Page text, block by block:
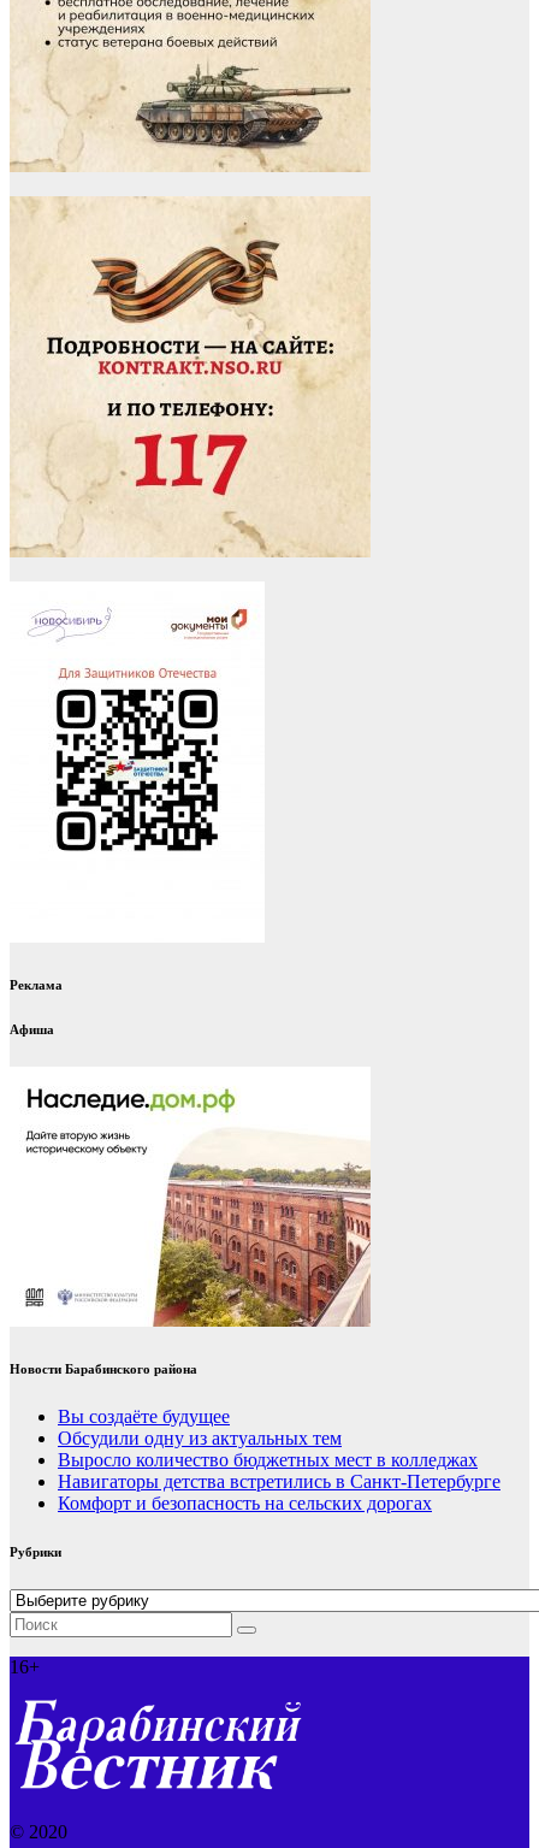
Реклама
Афиша
Новости Барабинского района
Вы создаёте будущее
Обсудили одну из актуальных тем
Выросло количество бюджетных мест в колледжах
Навигаторы детства встретились в Санкт-Петербурге
Комфорт и безопасность на сельских дорогах
Рубрики
Рубрики
16+
© 2020